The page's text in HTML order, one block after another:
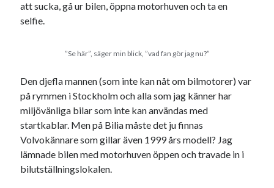
att sucka, gå ur bilen, öppna motorhuven och ta en
selfie.
”Se här”, säger min blick, ”vad fan gör jag nu?”
Den djefla mannen (som inte kan nåt om bilmotorer) var
på rymmen i Stockholm och alla som jag känner har
miljövänliga bilar som inte kan användas med
startkablar. Men på Bilia måste det ju finnas
Volvokännare som gillar även 1999 års modell? Jag
lämnade bilen med motorhuven öppen och travade in i
bilutställningslokalen.